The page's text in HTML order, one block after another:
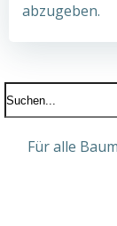
abzugeben.
Für alle